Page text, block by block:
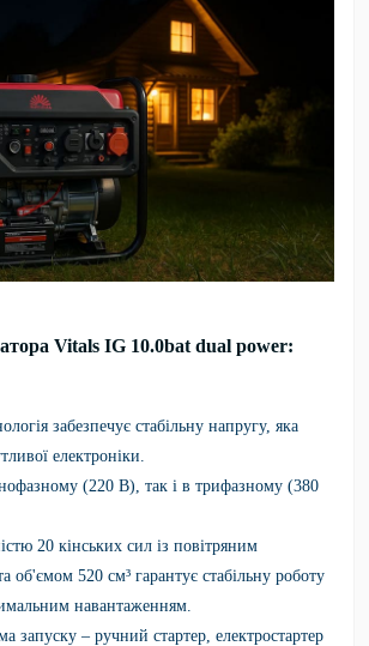
Vitals IG 10.0bat dual power:
забезпечує стабільну напругу, яка
електроніки.
(220 В), так і в трифазному (380
20 кінських сил із повітряним
об'ємом 520 см³ гарантує стабільну роботу
навантаженням.
запуску – ручний стартер, електростартер